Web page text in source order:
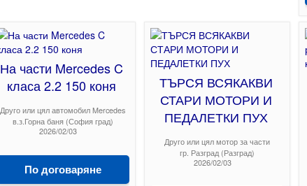
На части Mercedes C
класа 2.2 150 коня
Друго или цял автомобил Mercedes
в.з.Горна баня (София град)
2026/02/03
По договаряне
ТЪРСЯ ВСЯКАКВИ
СТАРИ МОТОРИ И
ПЕДАЛЕТКИ ПУХ
Друго или цял мотор за части
гр. Разград (Разград)
2026/02/03